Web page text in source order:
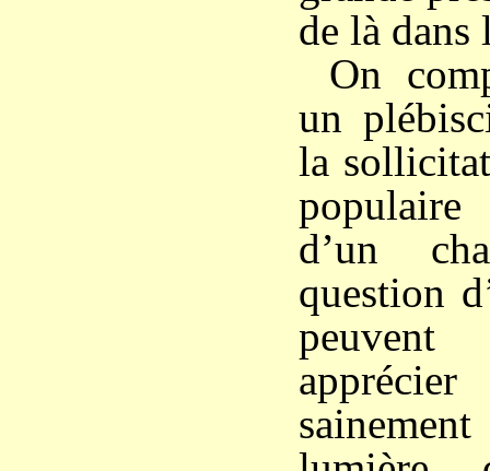
de là dans
On
un
la
d’un
question
peuvent